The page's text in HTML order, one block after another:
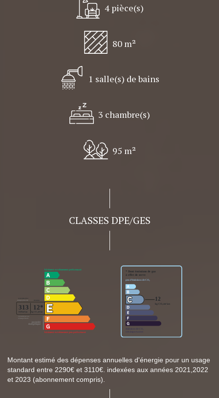
4 pièce(s)
80 m²
1 salle(s) de bains
3 chambre(s)
95 m²
CLASSES DPE/GES
Montant estimé des dépenses annuelles d'énergie pour un usage
standard entre 2290€ et 3110€. indexées aux années 2021,2022
et 2023 (abonnement compris).